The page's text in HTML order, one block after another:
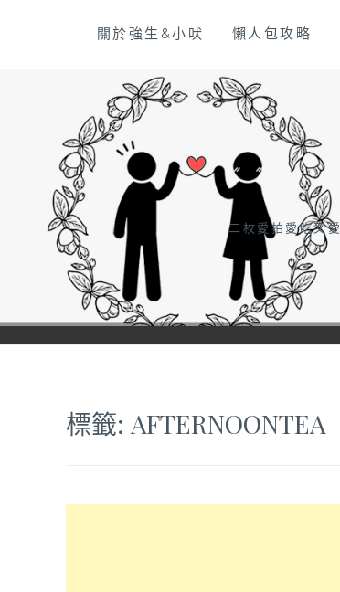
關於強生&小吠 懶人包攻略
二枚愛拍愛吃又
標籤: AFTERNOONTEA